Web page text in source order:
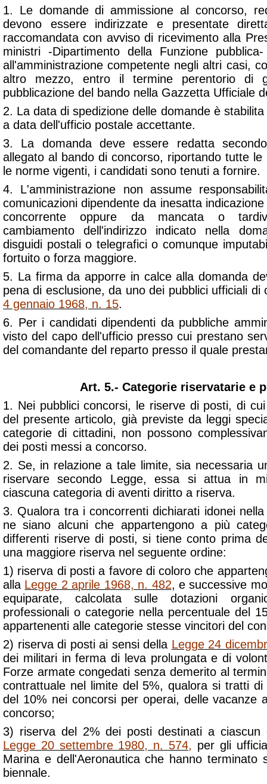
1. Le domande di ammissione al concorso,
devono essere indirizzate e presentate
raccomandata con avviso di ricevimento alla
ministri -Dipartimento della Funzione
all'amministrazione competente negli altri casi,
altro mezzo, entro il termine perentorio di
pubblicazione del bando nella Gazzetta Ufficiale
2. La data di spedizione delle domande è
a data dell'ufficio postale accettante.
3. La domanda deve essere redatta
allegato al bando di concorso, riportando tutte le
le norme vigenti, i candidati sono tenuti a fornire.
4. L'amministrazione non assume
comunicazioni dipendente da inesatta
concorrente oppure da mancata o
cambiamento dell'indirizzo indicato nella
disguidi postali o telegrafici o comunque
fortuito o forza maggiore.
5. La firma da apporre in calce alla domanda
pena di esclusione, da uno dei pubblici ufficiali di
4 gennaio 1968, n. 15.
6. Per i candidati dipendenti da pubbliche
visto del capo dell'ufficio presso cui prestano
del comandante del reparto presso il quale
Art. 5.- Categorie riservatarie e
1. Nei pubblici concorsi, le riserve di posti, di
del presente articolo, già previste da leggi
categorie di cittadini, non possono
dei posti messi a concorso.
2. Se, in relazione a tale limite, sia necessaria
riservare secondo Legge, essa si attua in
ciascuna categoria di aventi diritto a riserva.
3. Qualora tra i concorrenti dichiarati idonei
ne siano alcuni che appartengono a più
differenti riserve di posti, si tiene conto prima
una maggiore riserva nel seguente ordine:
1) riserva di posti a favore di coloro che
alla Legge 2 aprile 1968, n. 482, e successive
equiparate, calcolata sulle dotazioni
professionali o categorie nella percentuale del
appartenenti alle categorie stesse vincitori del
2) riserva di posti ai sensi della Legge 24
dei militari in ferma di leva prolungata e di
Forze armate congedati senza demerito al
contrattuale nel limite del 5%, qualora si tratti
del 10% nei concorsi per operai, delle vacanze
concorso;
3) riserva del 2% dei posti destinati a ciascun
Legge 20 settembre 1980, n. 574, per gli
Marina e dell'Aeronautica che hanno terminato
biennale.